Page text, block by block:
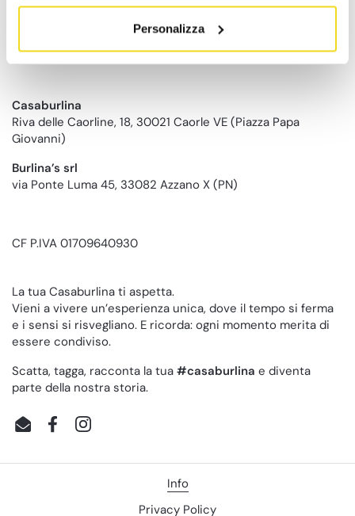
Personalizza
Casaburlina
Riva delle Caorline, 18, 30021 Caorle VE (Piazza Papa
Giovanni)
Burlina’s srl
via Ponte Luma 45, 33082 Azzano X (PN)
CF P.IVA 01709640930
La tua Casaburlina ti aspetta.
Vieni a vivere un’esperienza unica, dove il tempo si ferma
e i sensi si risvegliano. E ricorda: ogni momento merita di
essere condiviso.
Scatta, tagga, racconta la tua #casaburlina e diventa
parte della nostra storia.
EmailFacebookInstagram
Info
Privacy Policy